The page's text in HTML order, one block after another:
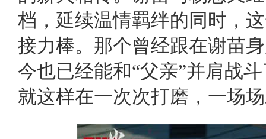
档，延续温情羁绊的同时，
接力棒。那个曾经跟在谢苗
今也已经能和“父亲”并肩战
就这样在一次次打磨，一场